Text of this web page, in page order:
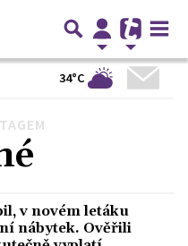
34°C
v novém letáku
nábytek. Ověřili
Další